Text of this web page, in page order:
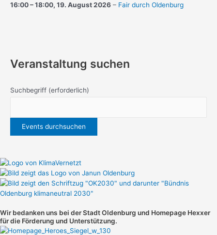
16:00–18:00,19. August 2026 – Fair durch Oldenburg
Veranstaltung suchen
Suchbegriff (erforderlich)
Wir bedanken uns bei der Stadt Oldenburg und Homepage Hexxer
für die Förderung und Unterstützung.